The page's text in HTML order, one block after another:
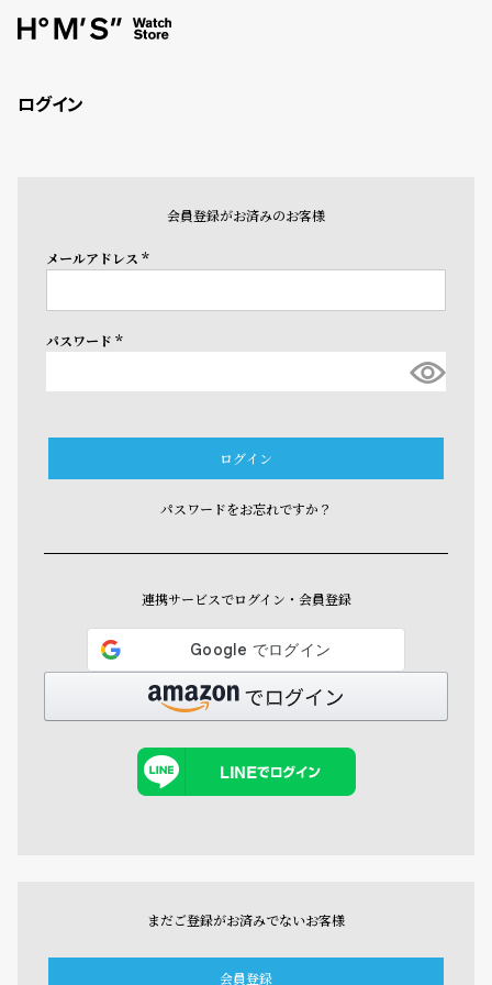
ログイン
会員登録がお済みのお客様
メールアドレス
(必
パスワード
(必
ログイン
パスワードをお忘れですか？
連携サービスでログイン・会員登録
まだご登録がお済みでないお客様
会員登録